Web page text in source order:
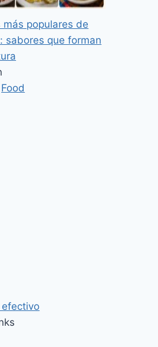
populares de
sabores que forman
Food
efectivo